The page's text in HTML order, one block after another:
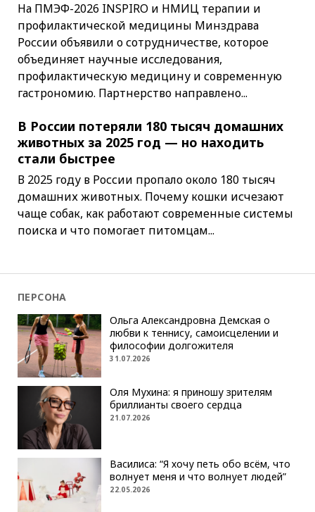
На ПМЭФ-2026 INSPIRO и НМИЦ терапии и
профилактической медицины Минздрава
России объявили о сотрудничестве, которое
объединяет научные исследования,
профилактическую медицину и современную
гастрономию. Партнерство направлено...
В России потеряли 180 тысяч домашних
животных за 2025 год — но находить
стали быстрее
В 2025 году в России пропало около 180 тысяч
домашних животных. Почему кошки исчезают
чаще собак, как работают современные системы
поиска и что помогает питомцам...
ПЕРСОНА
Ольга Александровна Демская о
любви к теннису, самоисцелении и
философии долгожителя
31.07.2026
Оля Мухина: я приношу зрителям
бриллианты своего сердца
21.07.2026
Василиса: “Я хочу петь обо всём, что
волнует меня и что волнует людей”
22.05.2026